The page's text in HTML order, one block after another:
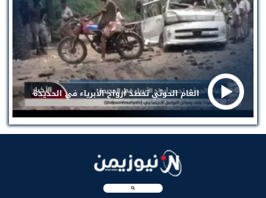
الغام الحوثي تحصد أرواح الأبرياء في الحديدة